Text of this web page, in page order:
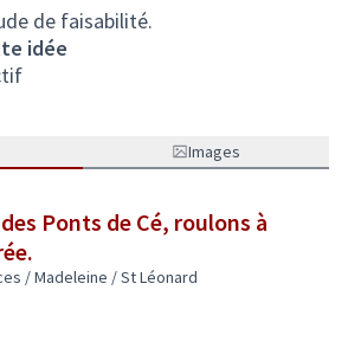
de faisabilité.
idée
Images
Ponts de Cé, roulons à
/ Madeleine / St Léonard